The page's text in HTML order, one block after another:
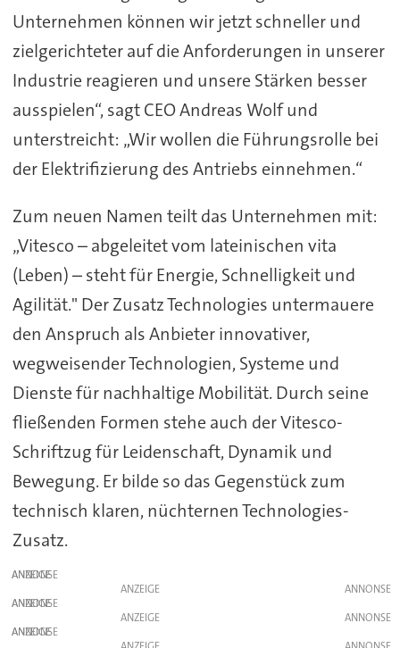
Unternehmen können wir jetzt schneller und
zielgerichteter auf die Anforderungen in unserer
Industrie reagieren und unsere Stärken besser
ausspielen“, sagt CEO Andreas Wolf und
unterstreicht: „Wir wollen die Führungsrolle bei
der Elektrifizierung des Antriebs einnehmen.“
Zum neuen Namen teilt das Unternehmen mit:
„Vitesco – abgeleitet vom lateinischen vita
(Leben) – steht für Energie, Schnelligkeit und
Agilität." Der Zusatz Technologies untermauere
den Anspruch als Anbieter innovativer,
wegweisender Technologien, Systeme und
Dienste für nachhaltige Mobilität. Durch seine
fließenden Formen stehe auch der Vitesco-
Schriftzug für Leidenschaft, Dynamik und
Bewegung. Er bilde so das Gegenstück zum
technisch klaren, nüchternen Technologies-
Zusatz.
ANZEIGE
ANZEIGE
ANZEIGE
ANZEIGE
ANZEIGE